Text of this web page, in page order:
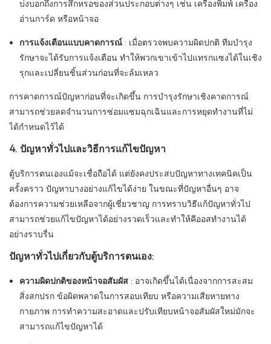
บ่งบอกถึงการสึกหรอของส่วนประกอบต่างๆ เช่น เครื่องพิมพ์ เครื่อง
อ่านการ์ด หรือหน้าจอ
การแจ้งเตือนแบบคาดการณ์ : เมื่อตรวจพบความผิดปกติ ทีมบำรุง
รักษาจะได้รับการแจ้งเตือน ทำให้พวกเขาเข้าไปแทรกแซงได้ในเชิง
รุกและเปลี่ยนชิ้นส่วนก่อนที่จะล้มเหลว
การคาดการณ์ปัญหาก่อนที่จะเกิดขึ้น การบำรุงรักษาเชิงคาดการณ์
สามารถช่วยลดจำนวนการซ่อมแซมฉุกเฉินและการหยุดทำงานที่ไม่
ได้กำหนดไว้ได้
4. ปัญหาทั่วไปและวิธีการแก้ไขปัญหา
ตู้บริการตนเองแม้จะเชื่อถือได้ แต่ยังคงประสบปัญหาทางเทคนิคเป็น
ครั้งคราว ปัญหาบางอย่างแก้ไขได้ง่าย ในขณะที่ปัญหาอื่นๆ อาจ
ต้องการความช่วยเหลือจากผู้เชี่ยวชาญ การทราบวิธีแก้ปัญหาทั่วไป
สามารถช่วยแก้ไขปัญหาได้อย่างรวดเร็วและทำให้คีออสทำงานได้
อย่างราบรื่น
ปัญหาทั่วไปเกี่ยวกับตู้บริการตนเอง:
ความผิดปกติของหน้าจอสัมผัส : อาจเกิดขึ้นได้เนื่องจากการสะสม
สิ่งสกปรก ข้อผิดพลาดในการสอบเทียบ หรือความเสียหายทาง
กายภาพ การทำความสะอาดและปรับเทียบหน้าจอสัมผัสใหม่มักจะ
สามารถแก้ไขปัญหาได้